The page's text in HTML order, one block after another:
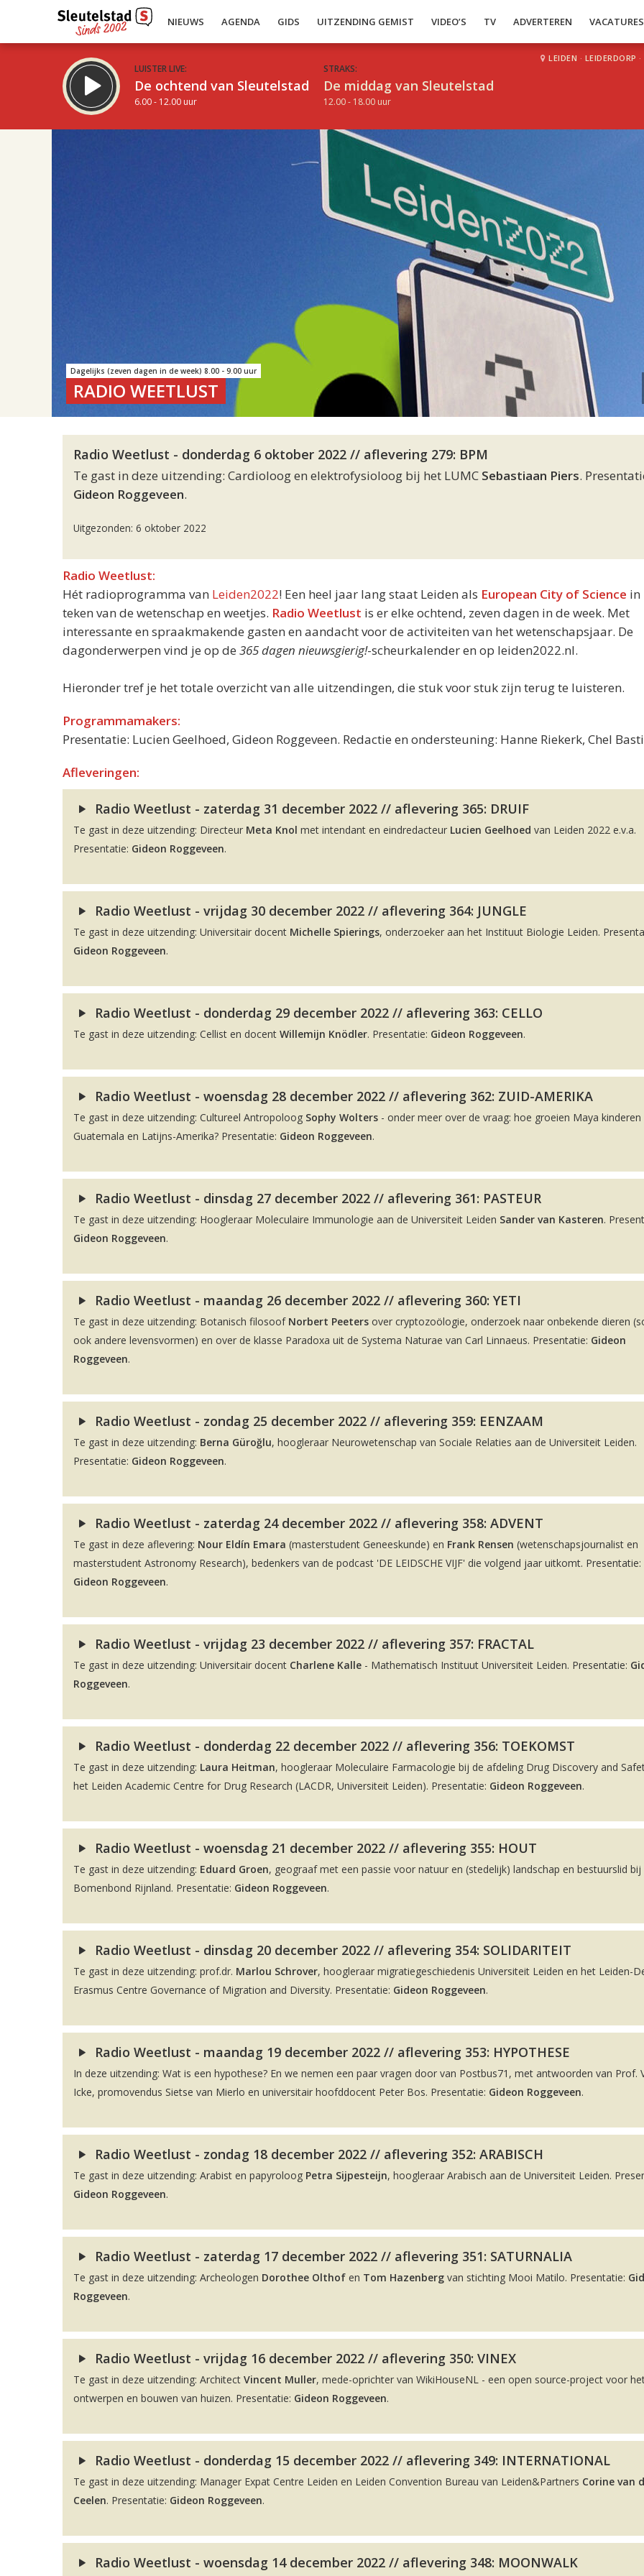
NIEUWS AGENDA GIDS UITZENDING GEMIST VIDEO’S TV ADVERTEREN VACATURES
LUISTER LIVE:
De ochtend van Sleutelstad
6.00 - 12.00 uur
STRAKS:
De middag van Sleutelstad
12.00 - 18.00 uur
LEIDEN · LEIDERDORP ·
Dagelijks (zeven dagen in de week) 8.00 - 9.00 uur
RADIO WEETLUST
Radio Weetlust - donderdag 6 oktober 2022 // aflevering 279: BPM
Te gast in deze uitzending: Cardioloog en elektrofysioloog bij het LUMC Sebastiaan Piers.
Gideon Roggeveen.
Uitgezonden: 6 oktober 2022
Radio Weetlust:
Hét radioprogramma van Leiden2022! Een heel jaar lang staat Leiden als European City of Science in
teken van de wetenschap en weetjes. Radio Weetlust is er elke ochtend, zeven dagen in de week. Met
interessante en spraakmakende gasten en aandacht voor de activiteiten van het wetenschapsjaar. De
dagonderwerpen vind je op de 365 dagen nieuwsgierig!-scheurkalender en op leiden2022.nl.
Hieronder tref je het totale overzicht van alle uitzendingen, die stuk voor stuk zijn terug te luisteren.
Programmamakers:
Presentatie: Lucien Geelhoed, Gideon Roggeveen. Redactie en ondersteuning: Hanne Riekerk, Chel
Afleveringen:
Radio Weetlust - zaterdag 31 december 2022 // aflevering 365: DRUIF
Te gast in deze uitzending: Directeur Meta Knol met intendant en eindredacteur Lucien Geelhoed van Leiden 2022 e.v.a.
Presentatie: Gideon Roggeveen.
Radio Weetlust - vrijdag 30 december 2022 // aflevering 364: JUNGLE
Te gast in deze uitzending: Universitair docent Michelle Spierings, onderzoeker aan het Instituut Biologie Leiden.
Gideon Roggeveen.
Radio Weetlust - donderdag 29 december 2022 // aflevering 363: CELLO
Te gast in deze uitzending: Cellist en docent Willemijn Knödler. Presentatie: Gideon Roggeveen.
Radio Weetlust - woensdag 28 december 2022 // aflevering 362: ZUID-AMERIKA
Te gast in deze uitzending: Cultureel Antropoloog Sophy Wolters - onder meer over de vraag: hoe groeien Maya
Guatemala en Latijns-Amerika? Presentatie: Gideon Roggeveen.
Radio Weetlust - dinsdag 27 december 2022 // aflevering 361: PASTEUR
Te gast in deze uitzending: Hoogleraar Moleculaire Immunologie aan de Universiteit Leiden Sander van Kasteren.
Gideon Roggeveen.
Radio Weetlust - maandag 26 december 2022 // aflevering 360: YETI
Te gast in deze uitzending: Botanisch filosoof Norbert Peeters over cryptozoölogie, onderzoek naar onbekende dieren
ook andere levensvormen) en over de klasse Paradoxa uit de Systema Naturae van Carl Linnaeus. Presentatie: Gideon
Roggeveen.
Radio Weetlust - zondag 25 december 2022 // aflevering 359: EENZAAM
Te gast in deze uitzending: Berna Güroğlu, hoogleraar Neurowetenschap van Sociale Relaties aan de Universiteit Leiden.
Presentatie: Gideon Roggeveen.
Radio Weetlust - zaterdag 24 december 2022 // aflevering 358: ADVENT
Te gast in deze aflevering: Nour Eldín Emara (masterstudent Geneeskunde) en Frank Rensen (wetenschapsjournalist en
masterstudent Astronomy Research), bedenkers van de podcast 'DE LEIDSCHE VIJF' die volgend jaar uitkomt. Presentatie:
Gideon Roggeveen.
Radio Weetlust - vrijdag 23 december 2022 // aflevering 357: FRACTAL
Te gast in deze uitzending: Universitair docent Charlene Kalle - Mathematisch Instituut Universiteit Leiden. Presentatie:
Roggeveen.
Radio Weetlust - donderdag 22 december 2022 // aflevering 356: TOEKOMST
Te gast in deze uitzending: Laura Heitman, hoogleraar Moleculaire Farmacologie bij de afdeling Drug Discovery and
het Leiden Academic Centre for Drug Research (LACDR, Universiteit Leiden). Presentatie: Gideon Roggeveen.
Radio Weetlust - woensdag 21 december 2022 // aflevering 355: HOUT
Te gast in deze uitzending: Eduard Groen, geograaf met een passie voor natuur en (stedelijk) landschap en bestuurslid bij
Bomenbond Rijnland. Presentatie: Gideon Roggeveen.
Radio Weetlust - dinsdag 20 december 2022 // aflevering 354: SOLIDARITEIT
Te gast in deze uitzending: prof.dr. Marlou Schrover, hoogleraar migratiegeschiedenis Universiteit Leiden en het Leiden-
Erasmus Centre Governance of Migration and Diversity. Presentatie: Gideon Roggeveen.
Radio Weetlust - maandag 19 december 2022 // aflevering 353: HYPOTHESE
In deze uitzending: Wat is een hypothese? En we nemen een paar vragen door van Postbus71, met antwoorden van Prof.
Icke, promovendus Sietse van Mierlo en universitair hoofddocent Peter Bos. Presentatie: Gideon Roggeveen.
Radio Weetlust - zondag 18 december 2022 // aflevering 352: ARABISCH
Te gast in deze uitzending: Arabist en papyroloog Petra Sijpesteijn, hoogleraar Arabisch aan de Universiteit Leiden.
Gideon Roggeveen.
Radio Weetlust - zaterdag 17 december 2022 // aflevering 351: SATURNALIA
Te gast in deze uitzending: Archeologen Dorothee Olthof en Tom Hazenberg van stichting Mooi Matilo. Presentatie:
Roggeveen.
Radio Weetlust - vrijdag 16 december 2022 // aflevering 350: VINEX
Te gast in deze uitzending: Architect Vincent Muller, mede-oprichter van WikiHouseNL - een open source-project voor
ontwerpen en bouwen van huizen. Presentatie: Gideon Roggeveen.
Radio Weetlust - donderdag 15 december 2022 // aflevering 349: INTERNATIONAL
Te gast in deze uitzending: Manager Expat Centre Leiden en Leiden Convention Bureau van Leiden&Partners Corine van
Ceelen. Presentatie: Gideon Roggeveen.
Radio Weetlust - woensdag 14 december 2022 // aflevering 348: MOONWALK